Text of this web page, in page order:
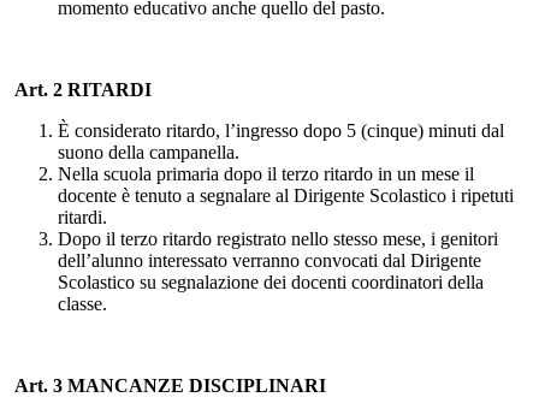
momento educativo anche quello del pasto.
Art. 2 RITARDI
È considerato ritardo, l’ingresso dopo 5 (cinque) minuti dal
suono della campanella.
Nella scuola primaria dopo il terzo ritardo in un mese il
docente è tenuto a segnalare al Dirigente Scolastico i ripetuti
ritardi.
Dopo il terzo ritardo registrato nello stesso mese, i genitori
dell’alunno interessato verranno convocati dal Dirigente
Scolastico su segnalazione dei docenti coordinatori della
classe.
Art. 3 MANCANZE DISCIPLINARI